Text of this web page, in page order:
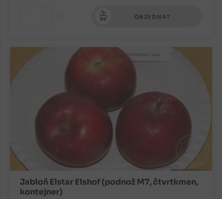
OBJEDNAT
Jabloň Elstar Elshof (podnož M7, čtvrtkmen,
kontejner)